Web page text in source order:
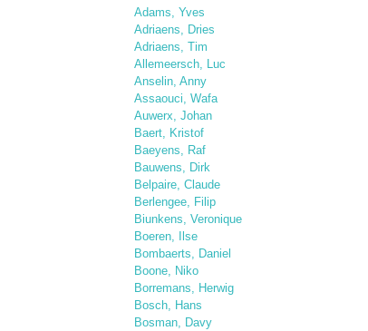
Adams, Yves
Adriaens, Dries
Adriaens, Tim
Allemeersch, Luc
Anselin, Anny
Assaouci, Wafa
Auwerx, Johan
Baert, Kristof
Baeyens, Raf
Bauwens, Dirk
Belpaire, Claude
Berlengee, Filip
Biunkens, Veronique
Boeren, Ilse
Bombaerts, Daniel
Boone, Niko
Borremans, Herwig
Bosch, Hans
Bosman, Davy